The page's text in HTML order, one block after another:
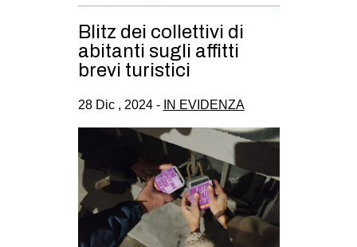
in
Fb
bsky
ms
SEARCH
Blitz dei collettivi di
abitanti sugli affitti
brevi turistici
28 Dic , 2024 - IN EVIDENZA